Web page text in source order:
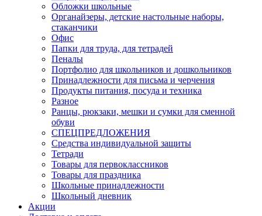
Обложки школьные
Органайзеры, детские настольные наборы,
стаканчики
Офис
Папки для труда, для тетрадей
Пеналы
Портфолио для школьников и дошкольников
Принадлежности для письма и черчения
Продукты питания, посуда и техника
Разное
Ранцы, рюкзаки, мешки и сумки для сменной
обуви
СПЕЦПРЕДЛОЖЕНИЯ
Средства индивидуальной защиты
Тетради
Товары для первоклассников
Товары для праздника
Школьные принадлежности
Школьный дневник
Акции